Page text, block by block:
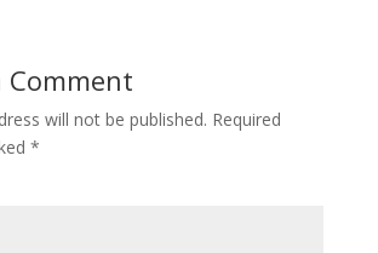
Comment
will not be published. Required
*